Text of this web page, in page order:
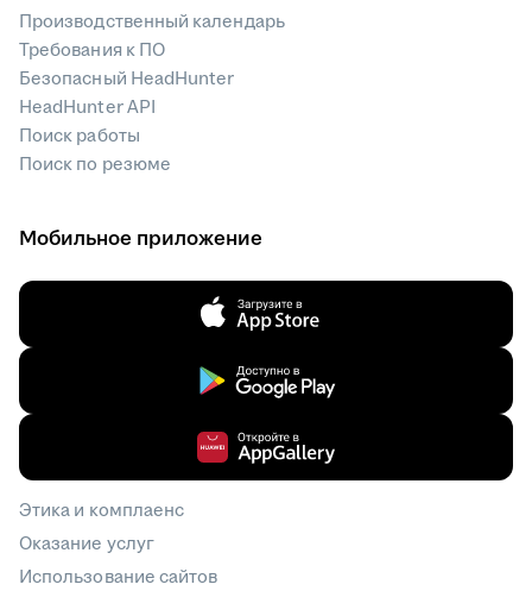
Производственный календарь
Требования к ПО
Безопасный HeadHunter
HeadHunter API
Поиск работы
Поиск по резюме
Мобильное приложение
Этика и комплаенс
Оказание услуг
Использование сайтов